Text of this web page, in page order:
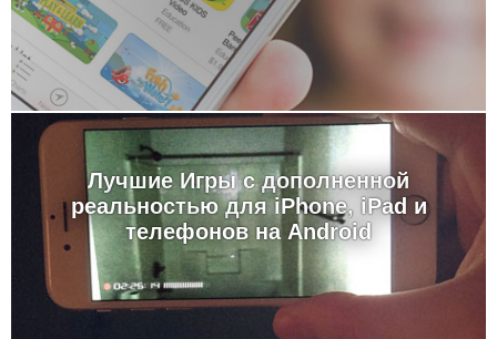
Лучшие Игры с дополненной
реальностью для iPhone, iPad и
телефонов на Android